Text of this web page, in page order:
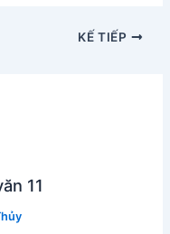
KẾ TIẾP
11